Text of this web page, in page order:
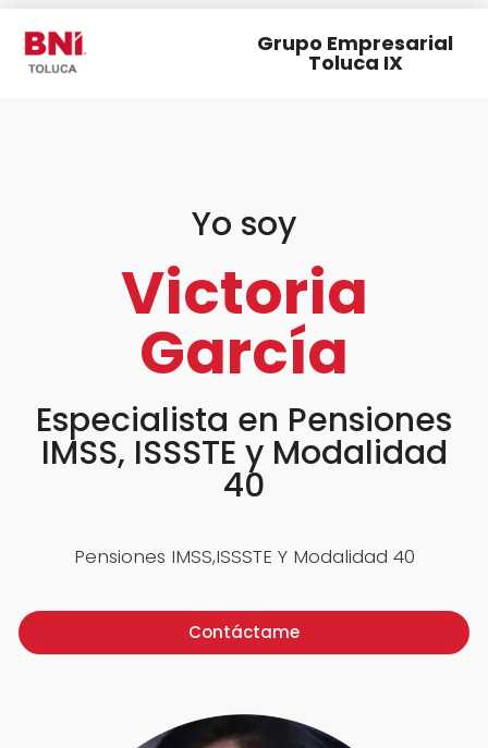
Grupo Empresarial
Toluca IX
Yo soy
Victoria
García
Especialista en Pensiones
IMSS, ISSSTE y Modalidad
40
Pensiones IMSS,ISSSTE Y Modalidad 40
Contáctame